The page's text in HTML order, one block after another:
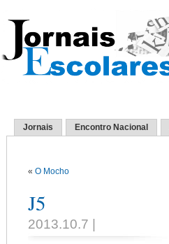
Jornais Encontro Nacional
« O Mocho
J5
2013.10.7 |